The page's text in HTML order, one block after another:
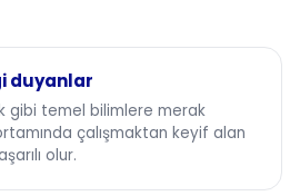
duyanlar
gibi temel bilimlere merak
çalışmaktan keyif alan
olur.